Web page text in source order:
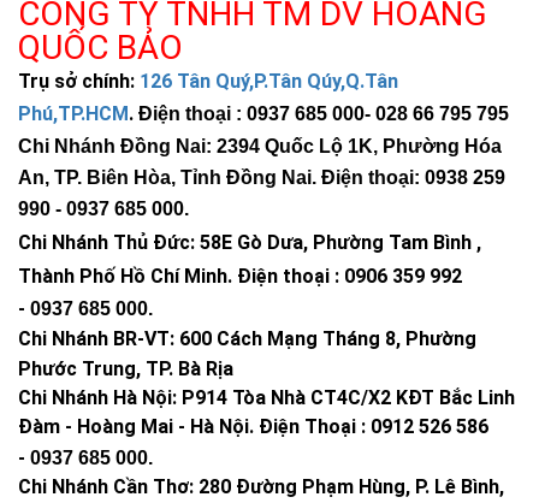
CÔNG TY TNHH TM DV HOÀNG
QUỐC BẢO
Trụ sở chính: 126 Tân Quý,P.Tân Qúy,Q.Tân
Phú,TP.HCM . Điện thoại : 0937 685 000- 028 66 795 795
Chi Nhánh Đồng Nai: 2394 Quốc Lộ 1K, Phường Hóa
An, TP. Biên Hòa, Tỉnh Đồng Nai. Điện thoại: 0938 259
990 - 0937 685 000.
Chi Nhánh Thủ Đức: 58E Gò Dưa, Phường Tam Bình ,
Thành Phố Hồ Chí Minh. Điện thoại : 0906 359 992
- 0937 685 000.
Chi Nhánh BR-VT: 600 Cách Mạng Tháng 8, Phường
Phước Trung, TP. Bà Rịa
Chi Nhánh Hà Nội: P914 Tòa Nhà CT4C/X2 KĐT Bắc Linh
Đàm - Hoàng Mai - Hà Nội. Điện Thoại : 0912 526 586
- 0937 685 000.
Chi Nhánh Cần Thơ: 280 Đường Phạm Hùng, P. Lê Bình,